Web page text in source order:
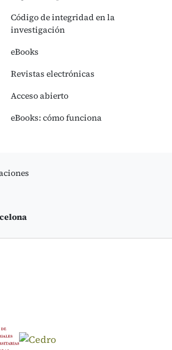
Código de integridad en la
investigación
eBooks
Revistas electrónicas
Acceso abierto
eBooks: cómo funciona